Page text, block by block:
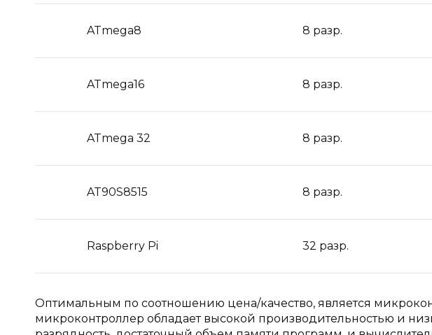
ATmega8 8 разр.
ATmega16 8 разр.
ATmega 32 8 разр.
AT90S8515 8 разр.
Raspberry Pi 32 разр.
Оптимальным по соотношению цена/качество, является
микроконтроллер обладает высокой производительностью и